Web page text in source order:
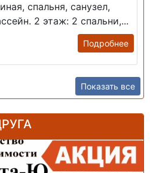
спальня, санузел,
2 этаж: 2 спальни,...
Подробнее
Показать все